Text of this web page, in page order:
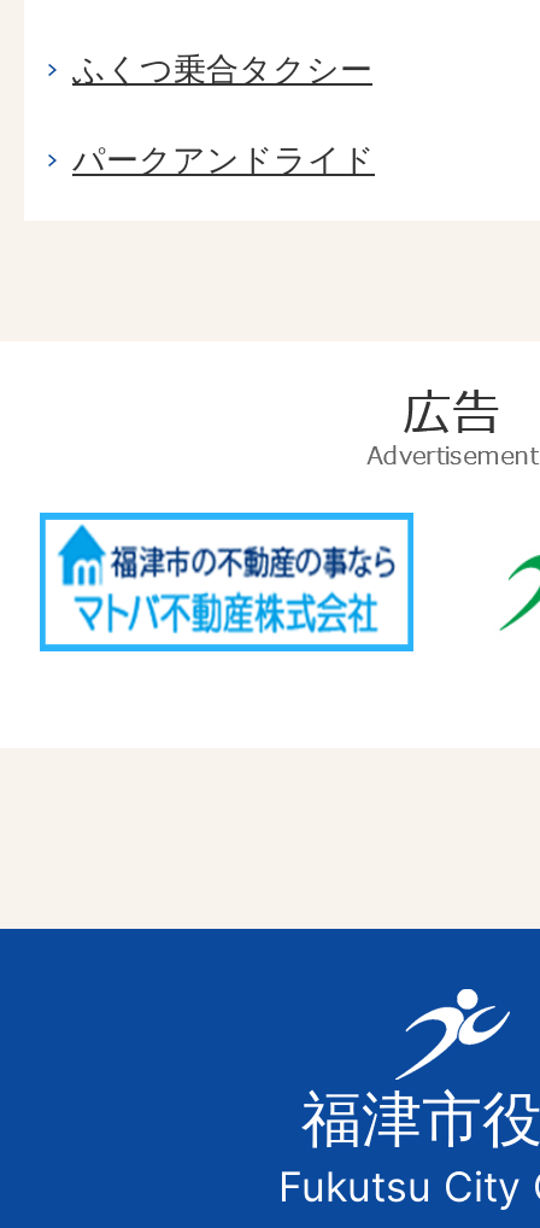
ふくつ乗合タクシー
パークアンドライド
告
福
津
市
福津市
Fukutsu City